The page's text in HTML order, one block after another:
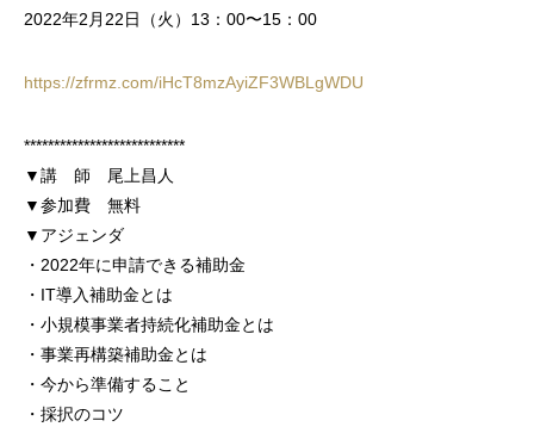
2022年2月22日（火）13：00〜15：00
https://zfrmz.com/iHcT8mzAyiZF3WBLgWDU
***************************
▼講 師 尾上昌人
▼参加費 無料
▼アジェンダ
・2022年に申請できる補助金
・IT導入補助金とは
・小規模事業者持続化補助金とは
・事業再構築補助金とは
・今から準備すること
・採択のコツ